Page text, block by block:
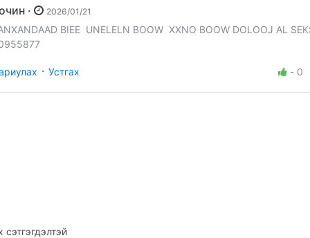
Зочин · 2026/01/21
BIEE UNELELN BOOW XXNO BOOW DOLOOJ AL
· Устгах - 0